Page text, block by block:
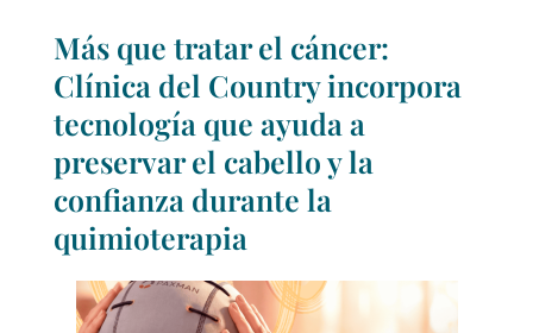
Más que tratar el cáncer:
Clínica del Country incorpora
tecnología que ayuda a
preservar el cabello y la
confianza durante la
quimioterapia